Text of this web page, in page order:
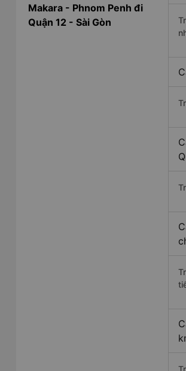
Makara - Phnom Penh đi
Quận 12 - Sài Gòn